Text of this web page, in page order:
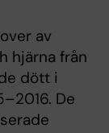
av
hjärna från
dött i
De